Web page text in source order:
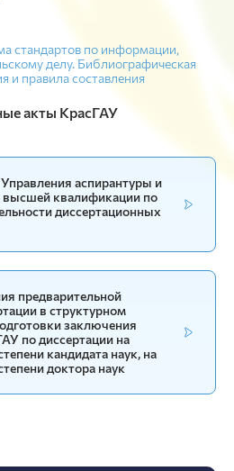
стандартов по информации,
делу. Библиографическая
и правила составления
акты КрасГАУ
аспирантуры и
высшей квалификации по
диссертационных
предварительной
в структурном
заключения
по диссертации на
кандидата наук, на
доктора наук